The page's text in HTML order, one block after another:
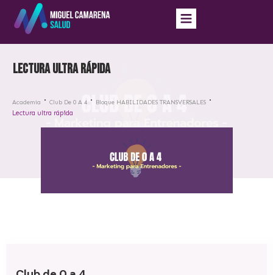
Lectura ultra rápida
Academia Club De 0 A 4 Bloque HABILIDADES TRANSVERSALES
Lectura ultra rápida